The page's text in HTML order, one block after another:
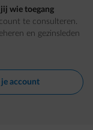
wie toegang
te consulteren.
en gezinsleden
je account